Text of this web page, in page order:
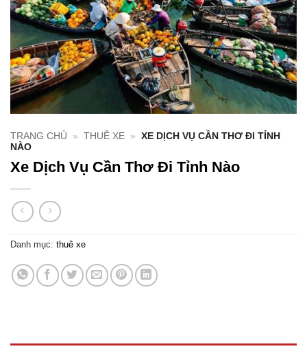
TRANG CHỦ » THUÊ XE »
XE DỊCH VỤ CẦN THƠ ĐI TỈNH
NÀO
Xe Dịch Vụ Cần Thơ Đi Tỉnh Nào
Danh mục: thuê xe